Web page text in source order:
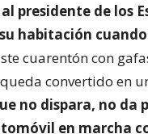
presidente de los
habitación
cuarentón con
convertido en
no dispara, no da
en marcha